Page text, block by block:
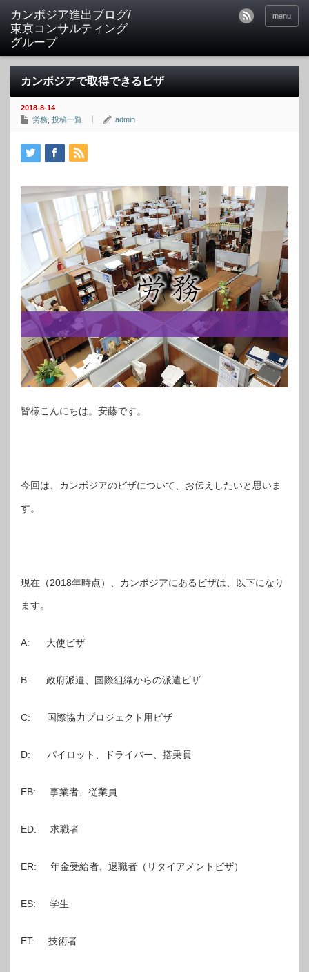
カンボジア進出ブログ/
東京コンサルティング
グループ
menu
カンボジアで取得できるビザ
2018-8-14
労務 投稿一覧 admin
皆様こんにちは。安藤です。
今回は、カンボジアのビザについて、お伝えしたいと思いま
す。
現在（2018年時点）、カンボジアにあるビザは、以下になり
ます。
A: 大使ビザ
B: 政府派遣、国際組織からの派遣ビザ
C: 国際協力プロジェクト用ビザ
D: パイロット、ドライバー、搭乗員
EB: 事業者、従業員
ED: 求職者
ER: 年金受給者、退職者（リタイアメントビザ）
ES: 学生
ET: 技術者